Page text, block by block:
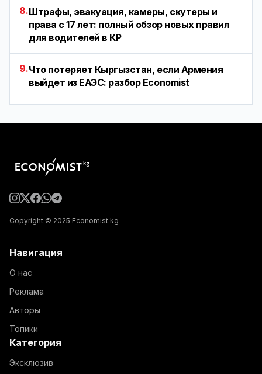
8.Штрафы, эвакуация, камеры, скутеры и
права с 17 лет: полный обзор новых правил
для водителей в КР
9.Что потеряет Кыргызстан, если Армения
выйдет из ЕАЭС: разбор Economist
Copyright © 2025 Economist.kg
Навигация
О нас
Реклама
Авторы
Топики
Категория
Эксклюзив